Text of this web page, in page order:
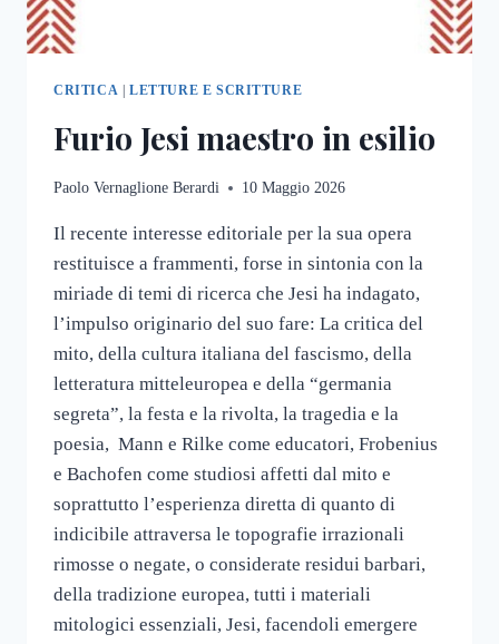
CRITICA LETTURE E SCRITTURE
Furio Jesi maestro in esilio
Paolo Vernaglione Berardi 10 Maggio 2026
Il recente interesse editoriale per la sua opera
restituisce a frammenti, forse in sintonia con la
miriade di temi di ricerca che Jesi ha indagato,
l’impulso originario del suo fare: La critica del
mito, della cultura italiana del fascismo, della
letteratura mitteleuropea e della “germania
segreta”, la festa e la rivolta, la tragedia e la
poesia, Mann e Rilke come educatori, Frobenius
e Bachofen come studiosi affetti dal mito e
soprattutto l’esperienza diretta di quanto di
indicibile attraversa le topografie irrazionali
rimosse o negate, o considerate residui barbari,
della tradizione europea, tutti i materiali
mitologici essenziali, Jesi, facendoli emergere